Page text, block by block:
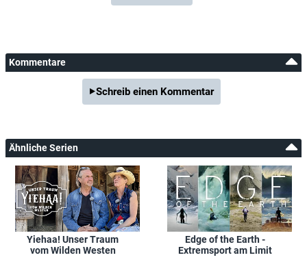
Kommentare
Schreib einen Kommentar
Ähnliche Serien
Yiehaa! Unser Traum
vom Wilden Westen
Edge of the Earth -
Extremsport am Limit